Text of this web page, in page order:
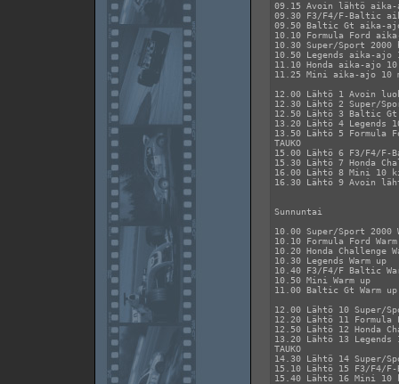
09.15 Avoin lähtö aika-
09.30 F3/F4/F-Baltic
09.50 Baltic Gt aika-
10.10 Formula Ford
10.30 Super/Sport
10.50 Legends aika-ajo
11.10 Honda aika-ajo 10
11.25 Mini aika-ajo 10
12.00 Lähtö 1 Avoin
12.30 Lähtö 2 Super/
12.50 Lähtö 3 Baltic
13.20 Lähtö 4 Legends
13.50 Lähtö 5 Formula
TAUKO
15.00 Lähtö 6 F3/F4/
15.30 Lähtö 7 Honda
16.00 Lähtö 8 Mini 10
16.30 Lähtö 9 Avoin
Sunnuntai
10.00 Super/Sport 2000
10.10 Formula Ford
10.20 Honda Challenge
10.30 Legends Warm up
10.40 F3/F4/F Baltic
10.50 Mini Warm up
11.00 Baltic Gt Warm up
12.00 Lähtö 10 Super/
12.20 Lähtö 11
12.50 Lähtö 12 Honda
13.20 Lähtö 13
TAUKO
14.30 Lähtö 14 Super/
15.10 Lähtö 15 F3/F4/
15.40 Lähtö 16 Mini 10